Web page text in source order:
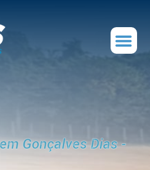
Gonçalves Dias -